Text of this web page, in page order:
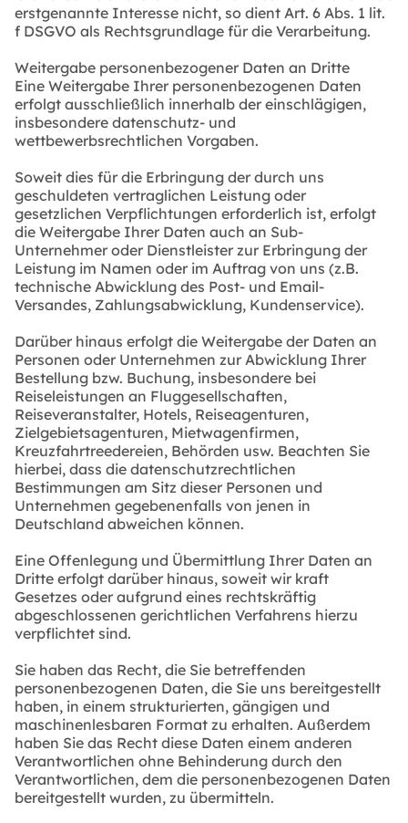
erstgenannte Interesse nicht, so dient Art. 6 Abs. 1 lit.
f DSGVO als Rechtsgrundlage für die Verarbeitung.
Weitergabe personenbezogener Daten an Dritte
Eine Weitergabe Ihrer personenbezogenen Daten
erfolgt ausschließlich innerhalb der einschlägigen,
insbesondere datenschutz- und
wettbewerbsrechtlichen Vorgaben.
Soweit dies für die Erbringung der durch uns
geschuldeten vertraglichen Leistung oder
gesetzlichen Verpflichtungen erforderlich ist, erfolgt
die Weitergabe Ihrer Daten auch an Sub-
Unternehmer oder Dienstleister zur Erbringung der
Leistung im Namen oder im Auftrag von uns (z.B.
technische Abwicklung des Post- und Email-
Versandes, Zahlungsabwicklung, Kundenservice).
Darüber hinaus erfolgt die Weitergabe der Daten an
Personen oder Unternehmen zur Abwicklung Ihrer
Bestellung bzw. Buchung, insbesondere bei
Reiseleistungen an Fluggesellschaften,
Reiseveranstalter, Hotels, Reiseagenturen,
Zielgebietsagenturen, Mietwagenfirmen,
Kreuzfahrtreedereien, Behörden usw. Beachten Sie
hierbei, dass die datenschutzrechtlichen
Bestimmungen am Sitz dieser Personen und
Unternehmen gegebenenfalls von jenen in
Deutschland abweichen können.
Eine Offenlegung und Übermittlung Ihrer Daten an
Dritte erfolgt darüber hinaus, soweit wir kraft
Gesetzes oder aufgrund eines rechtskräftig
abgeschlossenen gerichtlichen Verfahrens hierzu
verpflichtet sind.
Sie haben das Recht, die Sie betreffenden
personenbezogenen Daten, die Sie uns bereitgestellt
haben, in einem strukturierten, gängigen und
maschinenlesbaren Format zu erhalten. Außerdem
haben Sie das Recht diese Daten einem anderen
Verantwortlichen ohne Behinderung durch den
Verantwortlichen, dem die personenbezogenen Daten
bereitgestellt wurden, zu übermitteln.